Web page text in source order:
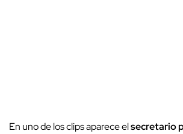
En uno de los clips aparece elsecretario